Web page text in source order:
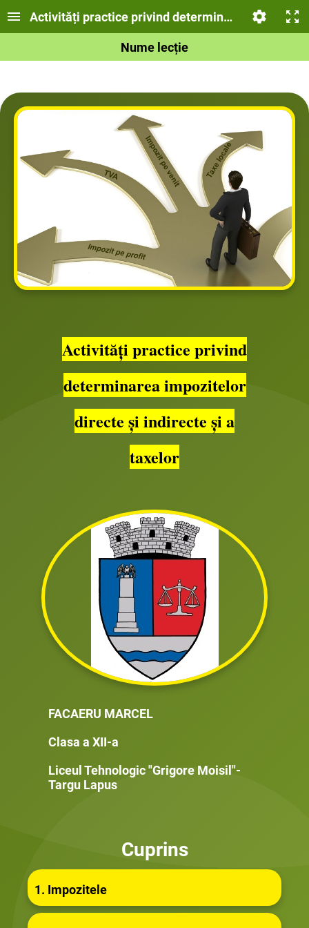
Activități practice privind determinarea
Nume lecție
Activități practice privind
determinarea impozitelor
directe și indirecte și a
taxelor
FACAERU MARCEL
Clasa a XII-a
Liceul Tehnologic "Grigore Moisil"-
Targu Lapus
Cuprins
1. Impozitele